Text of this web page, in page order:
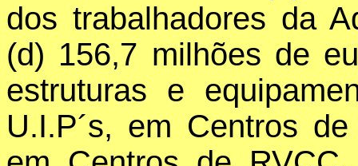
dos trabalhadores da
(d) 156,7 milhões de
estruturas e
U.I.P´s, em Centros